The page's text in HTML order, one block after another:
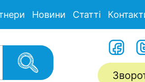
Новини Статті